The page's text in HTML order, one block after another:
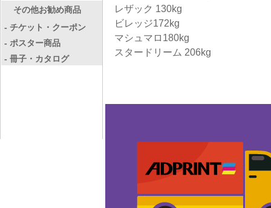
その他お勧め商品
- チケット・クーポン
- ポスター商品
- 冊子・カタログ
レザック 130kg
ビレッジ172kg
マシュマロ180kg
スタードリーム 206kg